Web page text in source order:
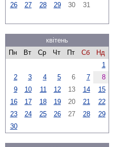
26
27 28 29 30 31
квітень
Пн
Вт Ср Чт Пт Сб
Нд
1
2
3 4 5 6 7
8
9
10 11 12 13 14
15
16
17 18 19 20 21
22
23
24 25 26 27 28
29
30